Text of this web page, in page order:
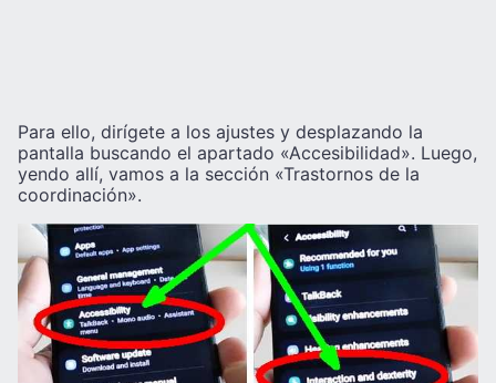
Para ello, dirígete a los ajustes y desplazando la
pantalla buscando el apartado «Accesibilidad». Luego,
yendo allí, vamos a la sección «Trastornos de la
coordinación».